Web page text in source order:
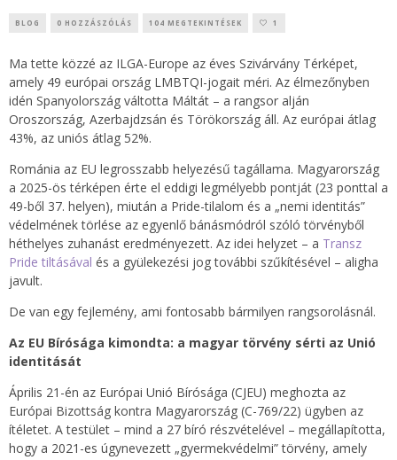
BLOG 0 HOZZÁSZÓLÁS 104 MEGTEKINTÉSEK 1
Ma tette közzé az ILGA-Europe az éves Szivárvány Térképet,
amely 49 európai ország LMBTQI-jogait méri. Az élmezőnyben
idén Spanyolország váltotta Máltát – a rangsor alján
Oroszország, Azerbajdzsán és Törökország áll. Az európai átlag
43%, az uniós átlag 52%.
Románia az EU legrosszabb helyezésű tagállama. Magyarország
a 2025-ös térképen érte el eddigi legmélyebb pontját (23 ponttal a
49-ből 37. helyen), miután a Pride-tilalom és a „nemi identitás”
védelmének törlése az egyenlő bánásmódról szóló törvényből
héthelyes zuhanást eredményezett. Az idei helyzet – a Transz
Pride tiltásával és a gyülekezési jog további szűkítésével – aligha
javult.
De van egy fejlemény, ami fontosabb bármilyen rangsorolásnál.
Az EU Bírósága kimondta: a magyar törvény sérti az Unió
identitását
Április 21-én az Európai Unió Bírósága (CJEU) meghozta az
Európai Bizottság kontra Magyarország (C-769/22) ügyben az
ítéletet. A testület – mind a 27 bíró részvételével – megállapította,
hogy a 2021-es úgynevezett „gyermekvédelmi” törvény, amely